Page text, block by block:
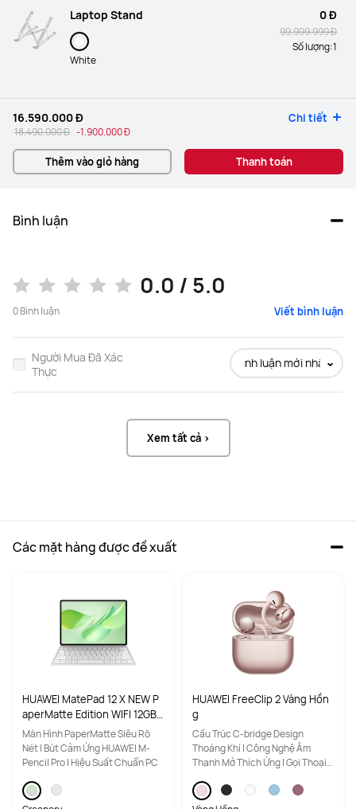
Laptop Stand
White
0 Đ
99.999.999 Đ
Số lượng:1
16.590.000 Đ Chi tiết
18.490.000 Đ -1.900.000 Đ
Thêm vào giỏ hàng Thanh toán
Bình luận
0.0 / 5.0
0Bình luận Viết bình luận
Người Mua Đã Xác
Thực
Bình luận mới nhất
Xem tất cả >
Các mặt hàng được đề xuất
HUAWEI MatePad 12 X NEW P
aperMatte Edition WIFI 12GB+
256GB Greenery Inbox Keyb
oard
Màn Hình PaperMatte Siêu Rõ
Nét | Bút Cảm Ứng HUAWEI M-
Pencil Pro | Hiệu Suất Chuẩn PC
HUAWEI FreeClip 2 Vàng Hồn
g
Cấu Trúc C-bridge Design
Thoáng Khí | Công Nghệ Âm
Thanh Mở Thích Ứng | Gọi Thoại